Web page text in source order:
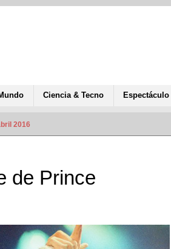
Ciencia & Tecno Espectáculo
2016
de Prince